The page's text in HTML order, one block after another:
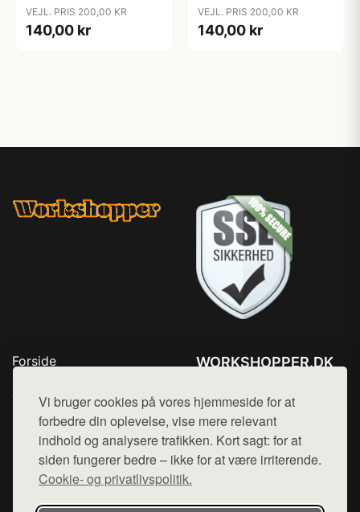
Vi bruger cookies på vores hjemmeside for at
forbedre din oplevelse, vise mere relevant
indhold og analysere trafikken. Kort sagt: for at
siden fungerer bedre – ikke for at være irriterende.
Cookie- og privatlivspolitik.
VEJL. PRIS 200,00 KR
140,00 kr
VEJL. PRIS 200,00 KR
140,00 kr
Forside
Top Rabatter
Kontakt
WORKSHOPPER.DK
Mail: hej@want.dk
Cookie- og privatlivspolitik